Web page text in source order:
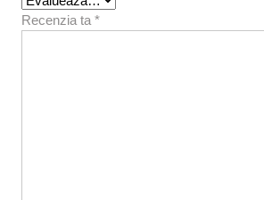
Recenzia ta *